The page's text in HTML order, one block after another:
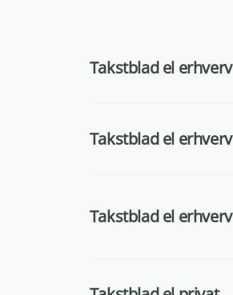
Takstblad el erhverv
Takstblad el erhverv
Takstblad el erhverv